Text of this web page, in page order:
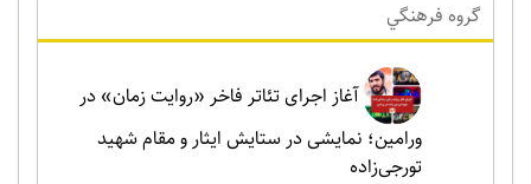
گروه فرهنگي
آغاز اجرای تئاتر فاخر «روایت زمان» در
ورامین؛ نمایشی در ستایش ایثار و مقام شهید
تورجی‌زاده